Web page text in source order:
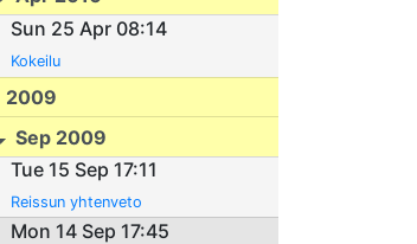
Sun 25 Apr 08:14
Kokeilu
2009
Sep 2009
Tue 15 Sep 17:11
Reissun yhtenveto
Mon 14 Sep 17:45